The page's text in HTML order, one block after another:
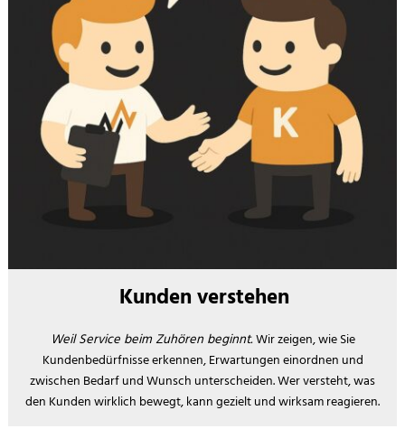
Kunden verstehen
Weil Service beim Zuhören beginnt.Wir zeigen, wie Sie
Kundenbedürfnisse erkennen, Erwartungen einordnen und
zwischen Bedarf und Wunsch unterscheiden. Wer versteht, was
den Kunden wirklich bewegt, kann gezielt und wirksam reagieren.